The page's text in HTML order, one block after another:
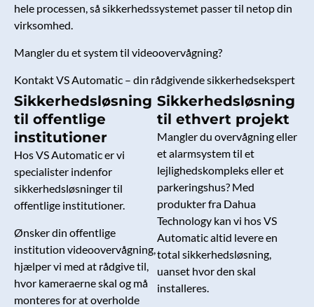
hele processen, så sikkerhedssystemet passer til netop din
virksomhed.
Mangler du et system til videoovervågning?
Kontakt VS Automatic – din rådgivende sikkerhedsekspert
Sikkerhedsløsning
til offentlige
institutioner
Hos VS Automatic er vi
specialister indenfor
sikkerhedsløsninger til
offentlige institutioner.
Ønsker din offentlige
institution videoovervågning,
hjælper vi med at rådgive til,
hvor kameraerne skal og må
monteres for at overholde
Sikkerhedsløsning
til ethvert projekt
Mangler du overvågning eller
et alarmsystem til et
lejlighedskompleks eller et
parkeringshus? Med
produkter fra Dahua
Technology kan vi hos VS
Automatic altid levere en
total sikkerhedsløsning,
uanset hvor den skal
installeres.